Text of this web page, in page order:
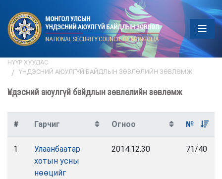
НҮҮР ХУУДАС
ҮНДЭСНИЙ АЮУЛГҮЙ БАЙДЛЫН ЗӨВЛӨЛИЙН ЗӨВЛӨМЖ
Үндэсний аюулгүй байдлын зөвлөлийн зөвлөмж
# Гарчиг Огноо №
1
Улаанбаатар
хотын усны
нөөцийг
2014.12.30 71/40